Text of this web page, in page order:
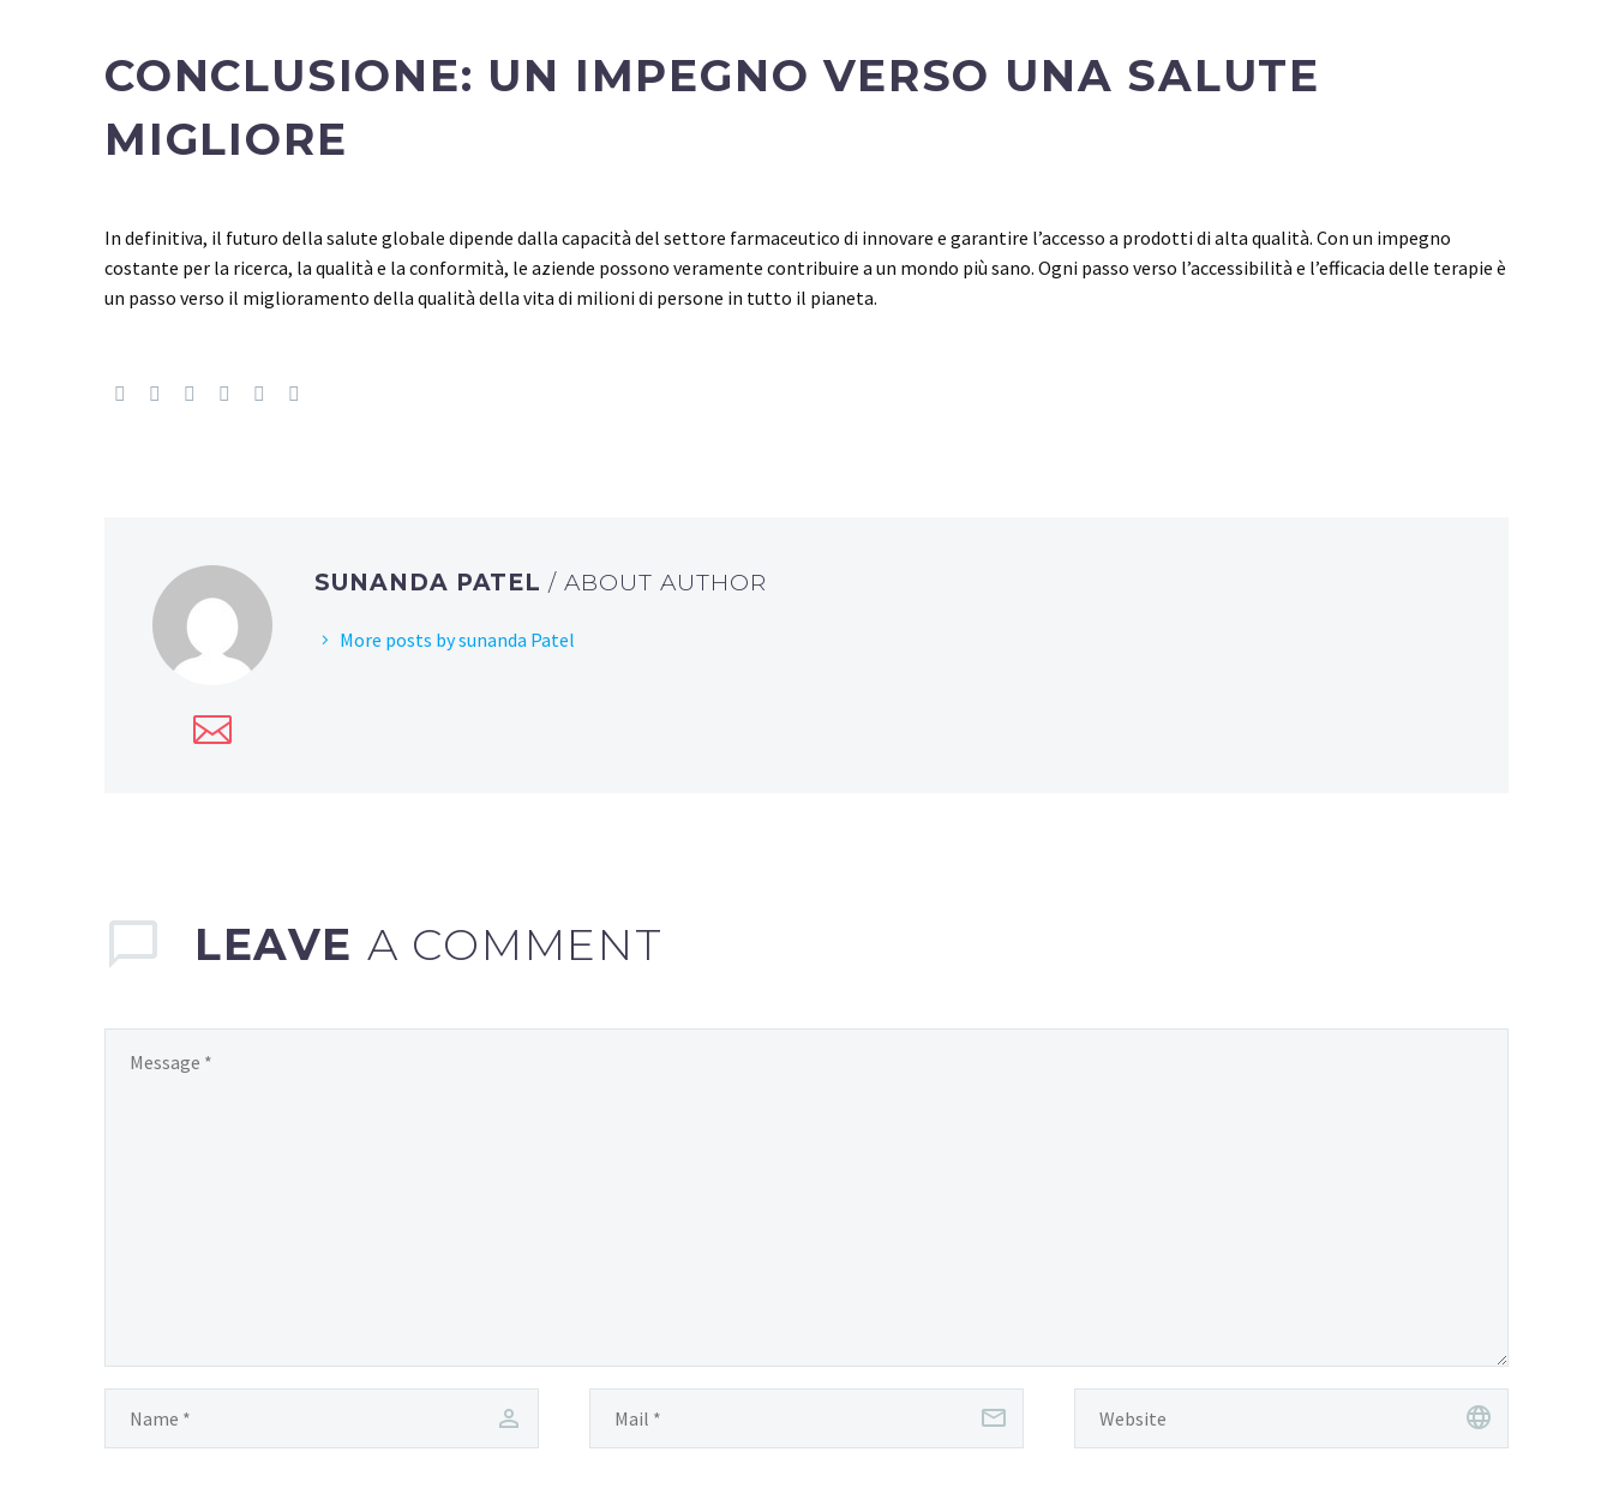
CONCLUSIONE: UN IMPEGNO VERSO UNA SALUTE
MIGLIORE
In definitiva, il futuro della salute globale dipende dalla capacità del settore farmaceutico di innovare e garantire l’accesso a prodotti di alta qualità. Con un impegno
costante per la ricerca, la qualità e la conformità, le aziende possono veramente contribuire a un mondo più sano. Ogni passo verso l’accessibilità e l’efficacia delle terapie è
un passo verso il miglioramento della qualità della vita di milioni di persone in tutto il pianeta.
SUNANDA PATEL/ ABOUT AUTHOR
More posts by sunanda Patel
LEAVE A COMMENT